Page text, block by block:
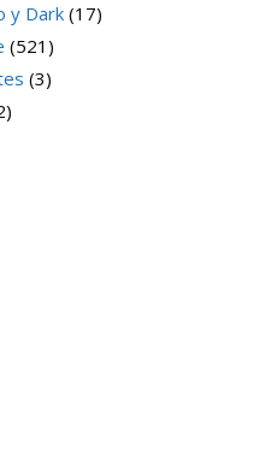
y Dark(17)
(521)
(3)